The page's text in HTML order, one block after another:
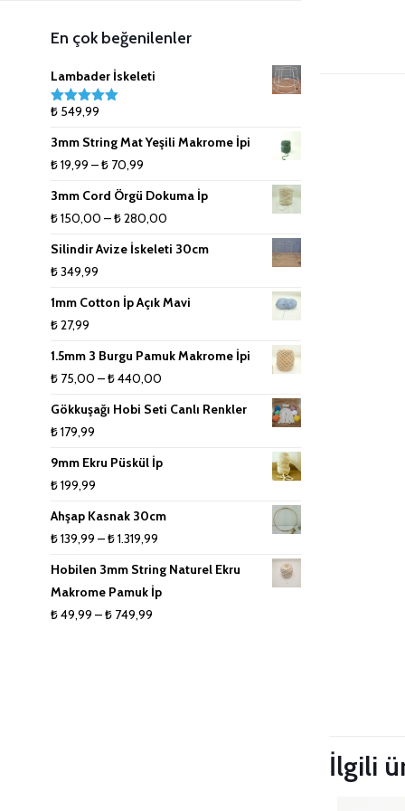
İlgili
8mm (Tek Büküm) Pamuk İpler
9mm (Tek Büküm) Pamuk İpler
İpler
Anahtarlık Malzemeleri
Çanta Aksesuarları
Doğal Rafya
Jüt İpler
Küpe ve Toka Aparatları
Ponpon Makinesi
Makrome Tarak
Tığlar ve Şişler
Lanoso İpler
En çok beğenilenler
Lambader İskeleti
5 üzerinden
₺549,99
3mm String Mat Yeşili Makrome İpi
₺19,99 –₺70,99Fiyat
₺ 70,99
3mm Cord Örgü Dokuma İp
₺150,00 –₺280,00Fiyat
₺ 280,00
Silindir Avize İskeleti 30cm
₺349,99
1mm Cotton İp Açık Mavi
₺27,99
1.5mm 3 Burgu Pamuk Makrome İpi
₺75,00 –₺440,00Fiyat
₺ 440,00
Gökkuşağı Hobi Seti Canlı Renkler
₺179,99
9mm Ekru Püskül İp
₺199,99
Ahşap Kasnak 30cm
₺139,99 –₺1.319,99Fiyat
Hobilen 3mm String Naturel Ekru
Makrome Pamuk İp
₺49,99 –₺749,99Fiyat